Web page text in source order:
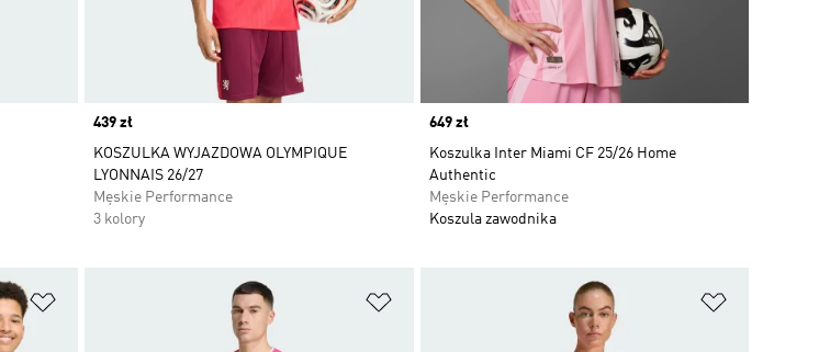
Price
439 zł
KOSZULKA WYJAZDOWA OLYMPIQUE
LYONNAIS 26/27
Męskie Performance
3 kolory
Price
649 zł
Koszulka Inter Miami CF 25/26 Home
Authentic
Męskie Performance
Koszula zawodnika